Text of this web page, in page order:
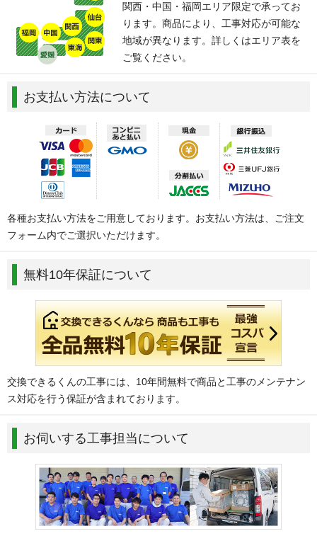
関西・中国・福岡エリア限定で承ってお
ります。商品により、工事対応が可能な
地域が異なります。詳しくはエリア表を
ご覧ください。
お支払い方法について
各種お支払い方法をご用意しております。お支払い方法は、ご注文
フォーム内でご選択いただけます。
無料10年保証について
交換できるくんの工事には、10年間無料で商品と工事のメンテナン
ス対応を行う保証が含まれております。
お伺いする工事担当について